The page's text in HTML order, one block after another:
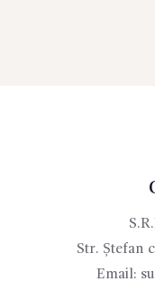
Str. Ștefan
Email: